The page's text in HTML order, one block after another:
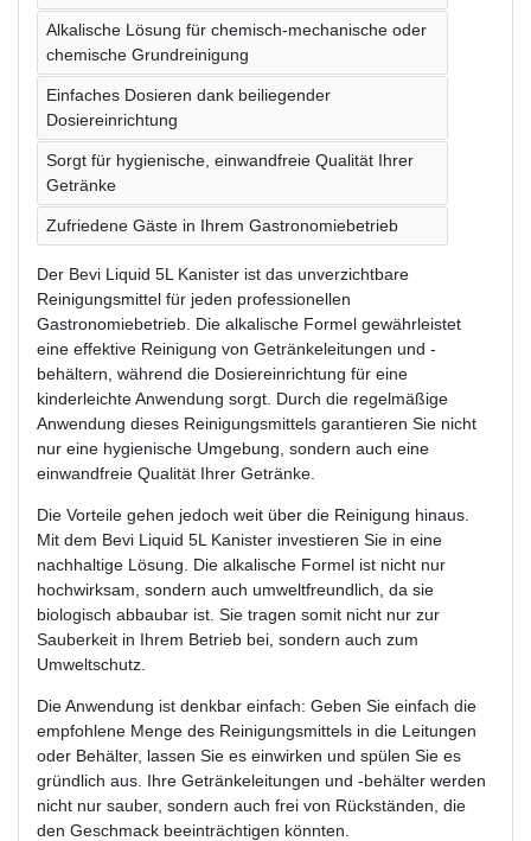
Alkalische Lösung für chemisch-mechanische oder
chemische Grundreinigung
Einfaches Dosieren dank beiliegender
Dosiereinrichtung
Sorgt für hygienische, einwandfreie Qualität Ihrer
Getränke
Zufriedene Gäste in Ihrem Gastronomiebetrieb
Der Bevi Liquid 5L Kanister ist das unverzichtbare
Reinigungsmittel für jeden professionellen
Gastronomiebetrieb. Die alkalische Formel gewährleistet
eine effektive Reinigung von Getränkeleitungen und -
behältern, während die Dosiereinrichtung für eine
kinderleichte Anwendung sorgt. Durch die regelmäßige
Anwendung dieses Reinigungsmittels garantieren Sie nicht
nur eine hygienische Umgebung, sondern auch eine
einwandfreie Qualität Ihrer Getränke.
Die Vorteile gehen jedoch weit über die Reinigung hinaus.
Mit dem Bevi Liquid 5L Kanister investieren Sie in eine
nachhaltige Lösung. Die alkalische Formel ist nicht nur
hochwirksam, sondern auch umweltfreundlich, da sie
biologisch abbaubar ist. Sie tragen somit nicht nur zur
Sauberkeit in Ihrem Betrieb bei, sondern auch zum
Umweltschutz.
Die Anwendung ist denkbar einfach: Geben Sie einfach die
empfohlene Menge des Reinigungsmittels in die Leitungen
oder Behälter, lassen Sie es einwirken und spülen Sie es
gründlich aus. Ihre Getränkeleitungen und -behälter werden
nicht nur sauber, sondern auch frei von Rückständen, die
den Geschmack beeinträchtigen könnten.